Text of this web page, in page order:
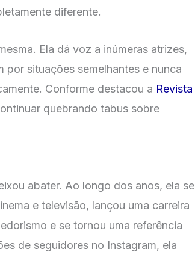
diferente.
Ela dá voz a inúmeras atrizes,
por situações semelhantes e nunca
Conforme destacou a Revista
quebrando tabus sobre
abater. Ao longo dos anos, ela se
e televisão, lançou uma carreira
e se tornou uma referência
de seguidores no Instagram, ela